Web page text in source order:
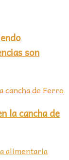
son
la cancha de